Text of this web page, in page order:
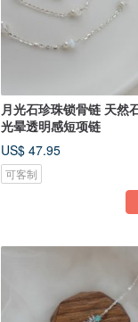
月光石珍珠锁骨链 天然
光晕透明感短项链
US$ 47.95
可客制